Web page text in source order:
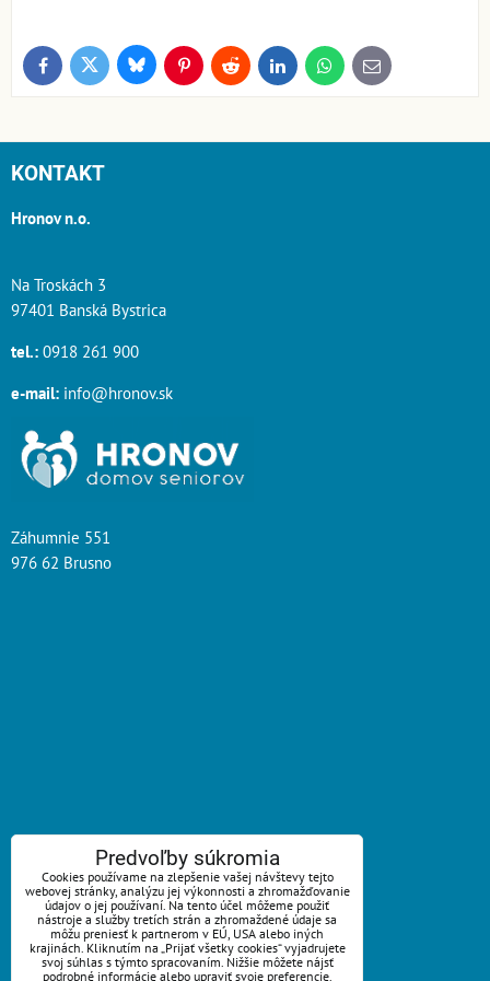
FacebookTwitter BlueskyPinterestReddit LinkedInWhatsApp
E-
mail
KONTAKT
Hronov n.o.
Na Troskách 3
97401 Banská Bystrica
tel.: 0918 261 900
e-mail: info@hronov.sk
Záhumnie 551
976 62 Brusno
ZAVOLÁME VÁM SPÄŤ
Váš telefón:*
Predvoľby súkromia
Cookies používame na zlepšenie vašej návštevy tejto
webovej stránky, analýzu jej výkonnosti a zhromažďovanie
údajov o jej používaní. Na tento účel môžeme použiť
nástroje a služby tretích strán a zhromaždené údaje sa
môžu preniesť k partnerom v EÚ, USA alebo iných
krajinách. Kliknutím na „Prijať všetky cookies“ vyjadrujete
svoj súhlas s týmto spracovaním. Nižšie môžete nájsť
podrobné informácie alebo upraviť svoje preferencie.